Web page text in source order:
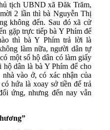
tịch UBND xã Đăk Trăm,
2 lần thì bà Nguyễn Thị
không đến. Sau đó xã cử
gặp trực tiếp bà Y Phím để
thì bà Y Phím trả lời là
làm nữa, người dân tự
một số hộ dân có làm giấy
dân là bà Y Phím để cho
vào ở, có xác nhận của
hứa là xoay sở tiền để trả
ứng, nhưng đến nay vẫn